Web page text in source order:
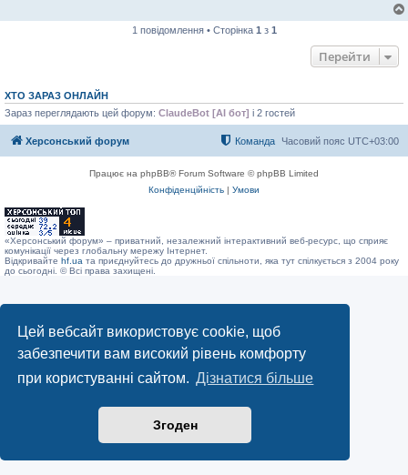
Цей вебсайт використовує cookie, щоб
забезпечити вам високий рівень комфорту
при користуванні сайтом. Дізнатися більше
Згоден
1 повідомлення • Сторінка 1 з 1
Перейти
ХТО ЗАРАЗ ОНЛАЙН
Зараз переглядають цей форум: ClaudeBot [AI бот] і 2 гостей
Херсонський форум Часовий пояс UTC+03:00
Команда
Працює на phpBB® Forum Software © phpBB Limited
Конфіденційність | Умови
«Херсонський форум» – приватний, незалежний інтерактивний веб-ресурс, що сприяє
комунікації через глобальну мережу Інтернет.
Відкривайте hf.ua та приєднуйтесь до дружньої спільноти, яка тут спілкується з 2004 року
до сьогодні. © Всі права захищені.